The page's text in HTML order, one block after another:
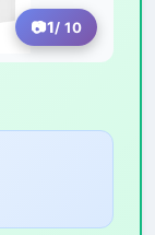
1/ 10